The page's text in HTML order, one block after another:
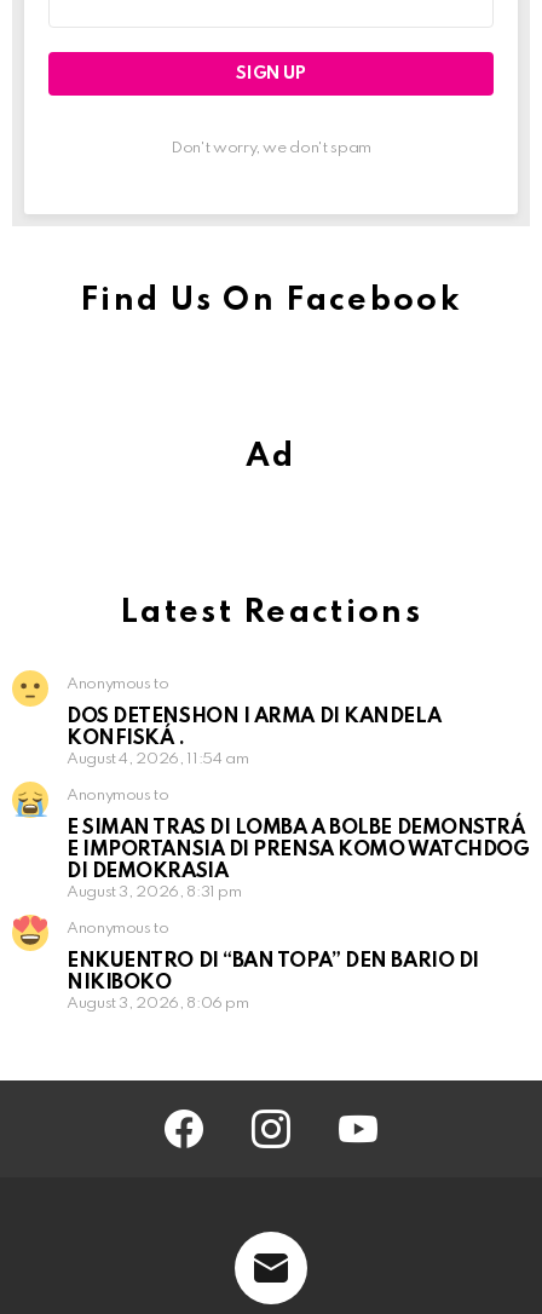
Don't worry, we don't spam
Find Us On Facebook
Ad
Latest Reactions
Anonymous to
DOS DETENSHON I ARMA DI KANDELA
KONFISKÁ .
August 4, 2026, 11:54 am
Anonymous to
E SIMAN TRAS DI LOMBA A BOLBE DEMONSTRÁ
E IMPORTANSIA DI PRENSA KOMO WATCHDOG
DI DEMOKRASIA
August 3, 2026, 8:31 pm
Anonymous to
ENKUENTRO DI “BAN TOPA” DEN BARIO DI
NIKIBOKO
August 3, 2026, 8:06 pm
facebook instagram youtube